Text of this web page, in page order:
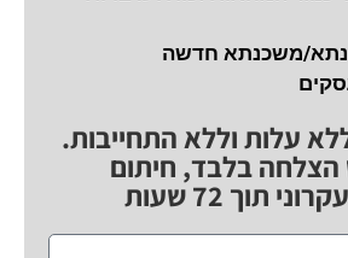
משכנתא חדשה
עלות וללא התחייבות.
הצלחה בלבד, חיתום
תוך 72 שעות